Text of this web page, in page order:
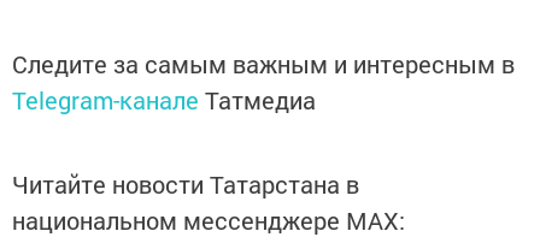
Следите за самым важным и интересным в
Telegram-канале Татмедиа
Читайте новости Татарстана в
национальном мессенджере MАХ: